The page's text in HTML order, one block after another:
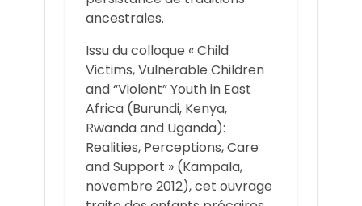
ancestrales.
Issu du colloque « Child
Victims, Vulnerable Children
and “Violent” Youth in East
Africa (Burundi, Kenya,
Rwanda and Uganda):
Realities, Perceptions, Care
and Support » (Kampala,
novembre 2012), cet ouvrage